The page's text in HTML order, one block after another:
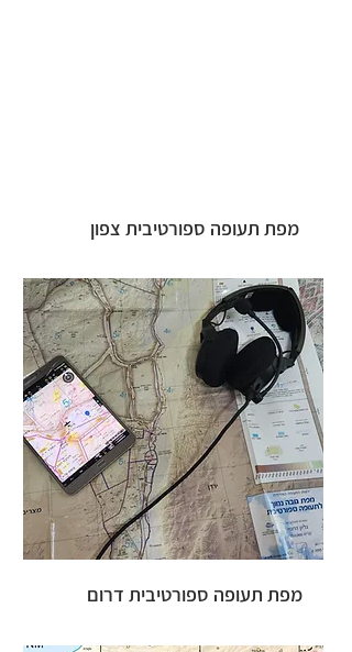
מפת תעופה ספורטיבית צפון
מפת תעופה ספורטיבית דרום